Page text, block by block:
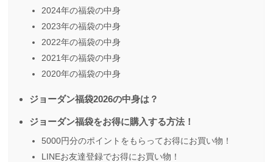
2024年の福袋の中身
2023年の福袋の中身
2022年の福袋の中身
2021年の福袋の中身
2020年の福袋の中身
ジョーダン福袋2026の中身は？
ジョーダン福袋をお得に購入する方法！
5000円分のポイントをもらってお得にお買い物！
LINEお友達登録でお得にお買い物！